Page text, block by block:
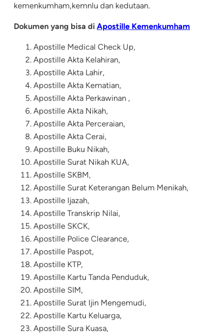
kemenkumham,kemnlu dan kedutaan.
Dokumen yang bisa di Apostille Kemenkumham
Apostille Medical Check Up,
Apostille Akta Kelahiran,
Apostille Akta Lahir,
Apostille Akta Kematian,
Apostille Akta Perkawinan ,
Apostille Akta Nikah,
Apostille Akta Perceraian,
Apostille Akta Cerai,
Apostille Buku Nikah,
Apostille Surat Nikah KUA,
Apostille SKBM,
Apostille Surat Keterangan Belum Menikah,
Apostille Ijazah,
Apostille Transkrip Nilai,
Apostille SKCK,
Apostille Police Clearance,
Apostille Paspot,
Apostille KTP,
Apostille Kartu Tanda Penduduk,
Apostille SIM,
Apostille Surat Ijin Mengemudi,
Apostille Kartu Keluarga,
Apostille Sura Kuasa,